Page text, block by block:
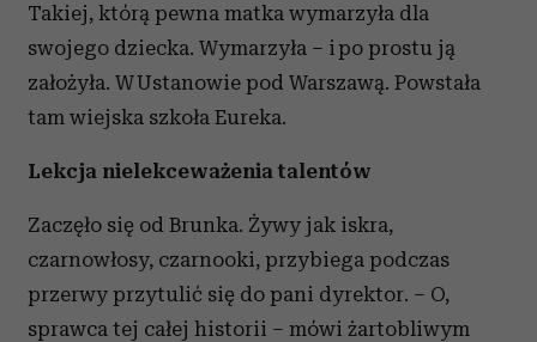
Takiej, którą pewna matka wymarzyła dla
swojego dziecka. Wymarzyła – i po prostu ją
założyła. W Ustanowie pod Warszawą. Powstała
tam wiejska szkoła Eureka.
Lekcja nielekceważenia talentów
Zaczęło się od Brunka. Żywy jak iskra,
czarnowłosy, czarnooki, przybiega podczas
przerwy przytulić się do pani dyrektor. – O,
sprawca tej całej historii – mówi żartobliwym